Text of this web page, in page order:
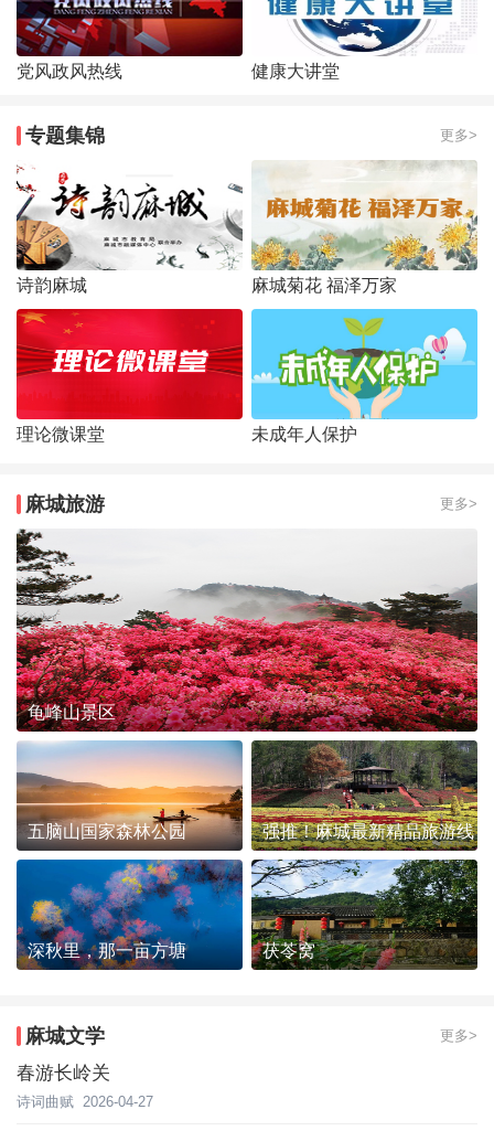
党风政风热线 健康大讲堂
专题集锦 更多>
诗韵麻城 麻城菊花 福泽万家
理论微课堂 未成年人保护
麻城旅游 更多>
龟峰山景区
五脑山国家森林公园 强推！麻城最新精品旅游线
路发布~
深秋里，那一亩方塘 茯苓窝
麻城文学 更多>
春游长岭关
诗词曲赋 2026-04-27